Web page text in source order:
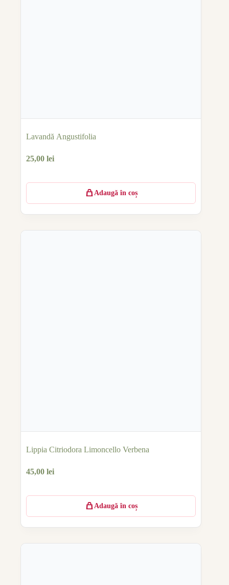
Lavandă Angustifolia
25,00 lei
Adaugă în coș
Lippia Citriodora Limoncello Verbena
45,00 lei
Adaugă în coș